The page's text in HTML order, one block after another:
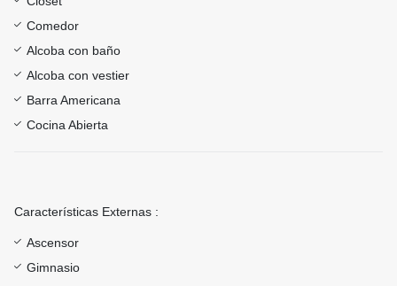
Comedor
Alcoba con baño
Alcoba con vestier
Barra Americana
Cocina Abierta
Características Externas :
Ascensor
Gimnasio